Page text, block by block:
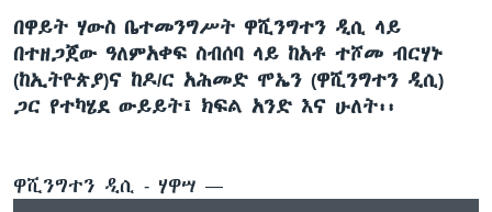
በዋይት ሃውስ ቤተመንግሥት ዋሺንግተን ዲሲ ላይ
በተዘጋጀው ዓለምአቀፍ ስብሰባ ላይ ከአቶ ተሾመ ብርሃኑ
(ከኢትዮጵያ)ና ከዶ/ር አሕመድ ሞኤን (ዋሺንግተን ዲሲ)
ጋር የተካሄደ ውይይት፤ ክፍል አንድ እና ሁለት፡፡
ዋሺንግተን ዲሲ - ሃዋሣ —